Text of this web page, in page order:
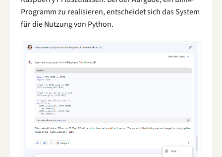
Programm zu realisieren, entscheidet sich das System
für die Nutzung von Python.